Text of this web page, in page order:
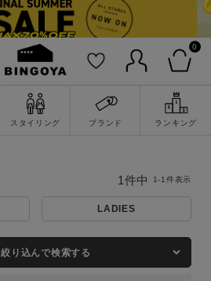
0
スタイリング ブランド ランキング
詳細検索
LADIES
絞り込んで検索する
1 件中 1-1件表示